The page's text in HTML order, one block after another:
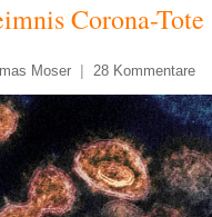
Corona-Tote
Moser 28 Kommentare